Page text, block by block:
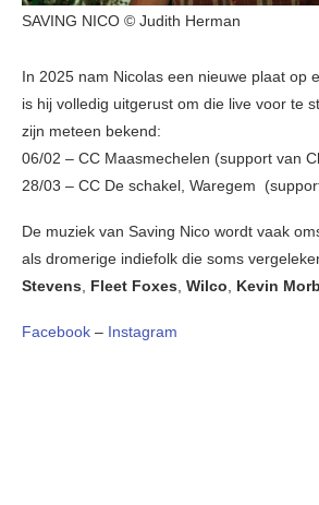
SAVING NICO © Judith Herman
In 2025 nam Nicolas een nieuwe plaat op
is hij volledig uitgerust om die live voor te
zijn meteen bekend:
06/02 – CC Maasmechelen (support van
28/03 – CC De schakel, Waregem
De muziek van Saving Nico wordt vaak
als dromerige indiefolk die soms
Stevens
Fleet Foxes Wilco Kevin
Facebook – Instagram